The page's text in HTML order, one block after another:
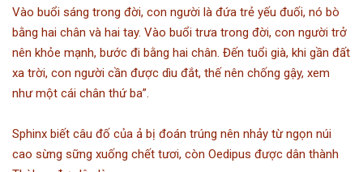
Vào buổi sáng trong đời, con người là đứa trẻ yếu đuối, nó bò
bằng hai chân và hai tay. Vào buổi trưa trong đời, con người trở
nên khỏe mạnh, bước đi bằng hai chân. Đến tuổi già, khi gần đất
xa trời, con người cần được dìu đắt, thế nên chống gậy, xem
như một cái chân thứ ba”.
Sphinx biết câu đố của ả bị đoán trúng nên nhảy từ ngọn núi
cao sừng sững xuống chết tươi, còn Oedipus được dân thành